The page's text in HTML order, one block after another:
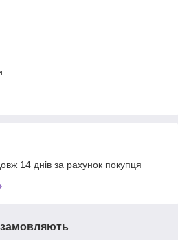
14 днів за рахунок покупця